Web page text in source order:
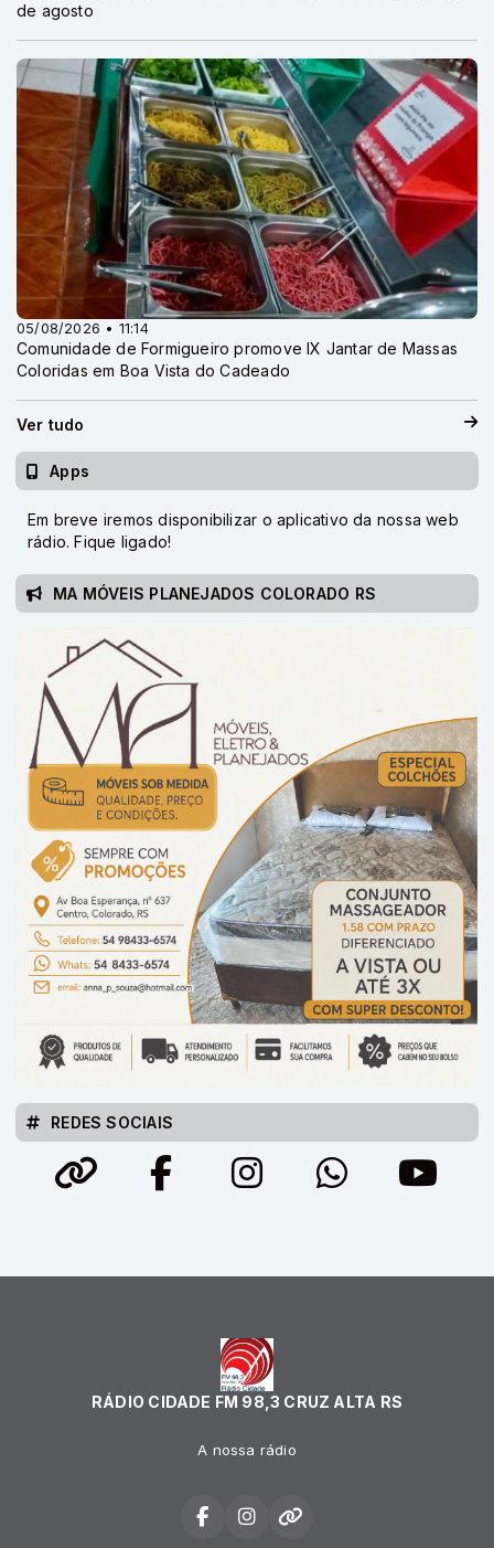
de agosto
05/08/2026 • 11:14
Comunidade de Formigueiro promove IX Jantar de Massas
Coloridas em Boa Vista do Cadeado
Ver tudo
Apps
Em breve iremos disponibilizar o aplicativo da nossa web
rádio. Fique ligado!
MA MÓVEIS PLANEJADOS COLORADO RS
REDES SOCIAIS
RÁDIO CIDADE FM 98,3 CRUZ ALTA RS
A nossa rádio